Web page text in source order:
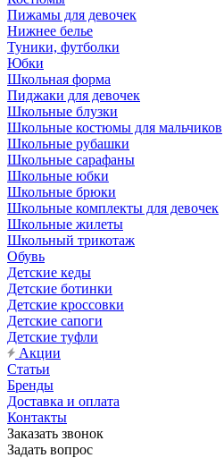
Пижамы для девочек
Нижнее белье
Туники, футболки
Юбки
Школьная форма
Пиджаки для девочек
Школьные блузки
Школьные костюмы для мальчиков
Школьные рубашки
Школьные сарафаны
Школьные юбки
Школьные брюки
Школьные комплекты для девочек
Школьные жилеты
Школьный трикотаж
Обувь
Детские кеды
Детские ботинки
Детские кроссовки
Детские сапоги
Детские туфли
Акции
Статьи
Бренды
Доставка и оплата
Контакты
Заказать звонок
Задать вопрос